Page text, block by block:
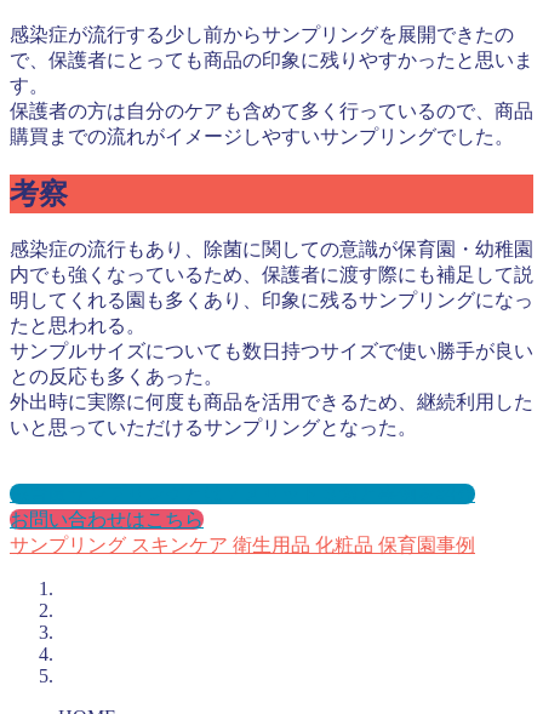
感染症が流行する少し前からサンプリングを展開できたの
で、保護者にとっても商品の印象に残りやすかったと思いま
す。
保護者の方は自分のケアも含めて多く行っているので、商品
購買までの流れがイメージしやすいサンプリングでした。
考察
感染症の流行もあり、除菌に関しての意識が保育園・幼稚園
内でも強くなっているため、保護者に渡す際にも補足して説
明してくれる園も多くあり、印象に残るサンプリングになっ
たと思われる。
サンプルサイズについても数日持つサイズで使い勝手が良い
との反応も多くあった。
外出時に実際に何度も商品を活用できるため、継続利用した
いと思っていただけるサンプリングとなった。
保育園サンプリングとは？メリット３選と事例を紹介
お問い合わせはこちら
サンプリング スキンケア 衛生用品 化粧品 保育園事例